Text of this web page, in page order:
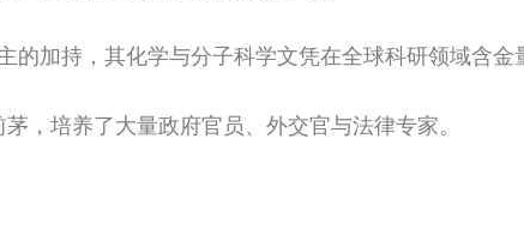
加持，其化学与分子科学文凭在全球科研领域含金
，培养了大量政府官员、外交官与法律专家。